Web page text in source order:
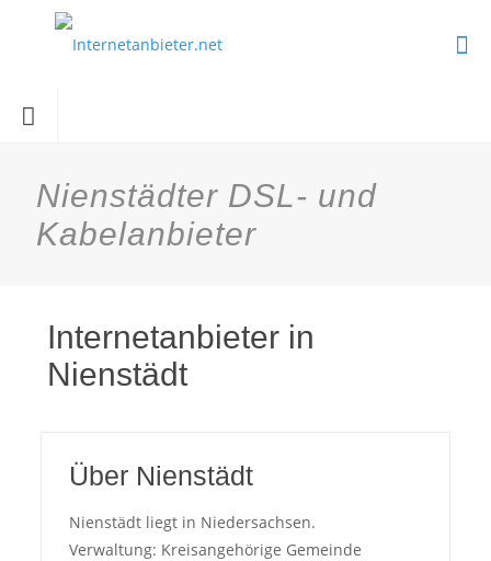
Nienstädter DSL- und
Kabelanbieter
Internetanbieter in
Nienstädt
Über Nienstädt
Nienstädt liegt in Niedersachsen.
Verwaltung: Kreisangehörige Gemeinde